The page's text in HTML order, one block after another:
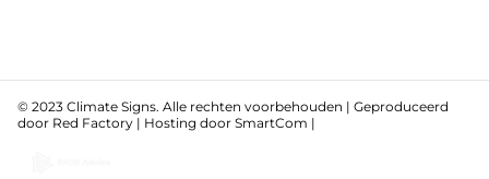
© 2023 Climate Signs. Alle rechten voorbehouden | Geproduceerd
door Red Factory | Hosting door SmartCom |